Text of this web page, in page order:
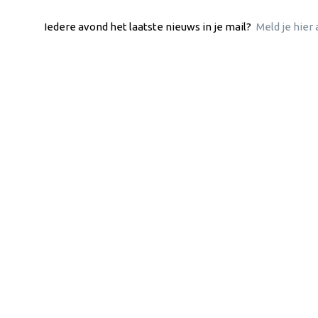
Iedere avond het laatste nieuws in je mail? Meld je hier